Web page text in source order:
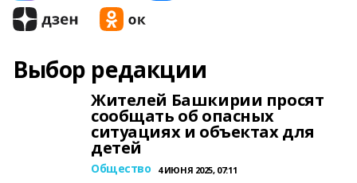
Выбор редакции
Жителей Башкирии просят
сообщать об опасных
ситуациях и объектах для
детей
Общество 4 ИЮНЯ 2025, 07:11